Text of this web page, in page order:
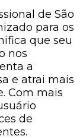
de São
para os
que seu
nos
a
e atrai mais
Com mais
de